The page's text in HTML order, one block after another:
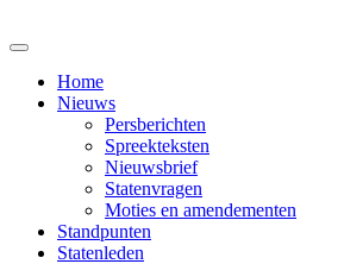
Home
Nieuws
Persberichten
Spreekteksten
Nieuwsbrief
Statenvragen
Moties en amendementen
Standpunten
Statenleden